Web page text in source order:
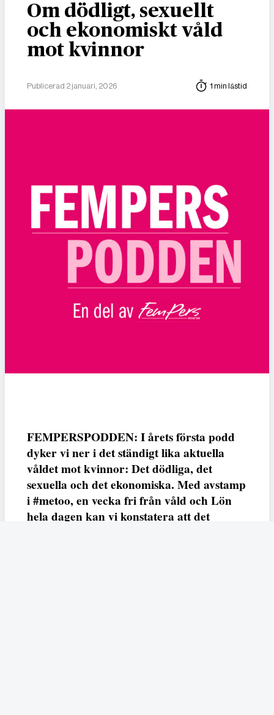
Om dödligt, sexuellt
och ekonomiskt våld
mot kvinnor
Publicerad 2 januari, 2026 1 min lästid
FEMPERSPODDEN: I årets första podd
dyker vi ner i det ständigt lika aktuella
våldet mot kvinnor: Det dödliga, det
sexuella och det ekonomiska. Med avstamp
i #metoo, en vecka fri från våld och Lön
hela dagen kan vi konstatera att det